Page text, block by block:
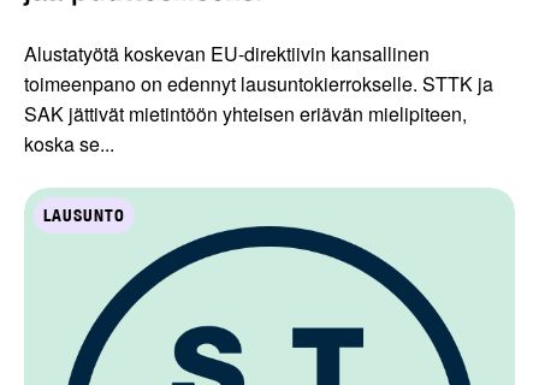
Alustatyötä koskevan EU-direktiivin kansallinen
toimeenpano on edennyt lausuntokierrokselle. STTK ja
SAK jättivät mietintöön yhteisen eriävän mielipiteen,
koska se...
LAUSUNTO